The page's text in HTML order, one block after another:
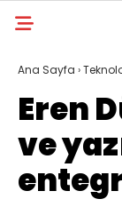
Ana Sayfa ›
Eren
ve